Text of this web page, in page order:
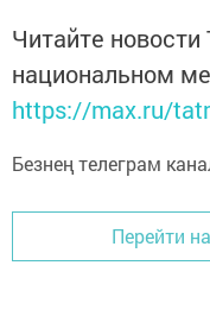
Читайте новости
национальном
https://max.ru/
Безнең телеграм
Перейти